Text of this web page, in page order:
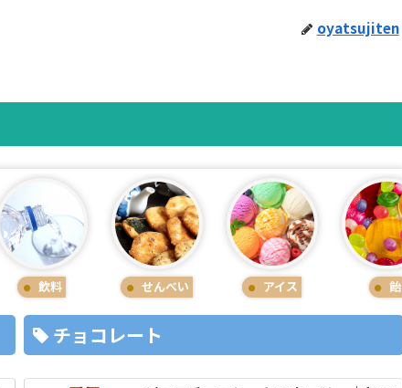
oyatsujiten
飲料 せんべい アイス 飴
チョコレート